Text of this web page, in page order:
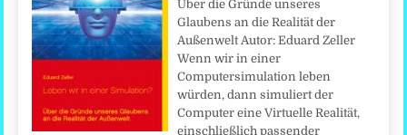
Über die Gründe unseres
Glaubens an die Realität der
Außenwelt Autor: Eduard Zeller
Wenn wir in einer
Computersimulation leben
würden, dann simuliert der
Computer eine Virtuelle Realität,
einschließlich passender